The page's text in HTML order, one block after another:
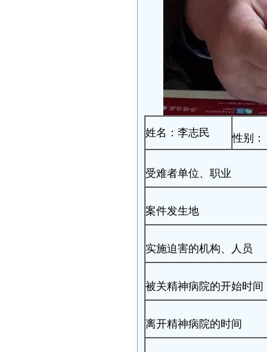
姓名：李志民 性别：
受难者单位、职业
案件发生地
实施迫害的机构、人员
被关精神病院的开始时间
离开精神病院的时间